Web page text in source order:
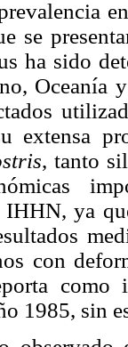
se
ha sido
extensa
, tanto
ya
con
como
1985, sin